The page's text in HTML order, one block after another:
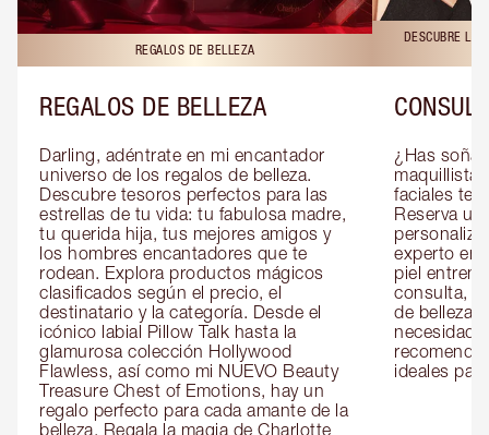
REGALOS DE BELLEZA
REGALOS DE BELLEZA
Darling, adéntrate en mi encantador
universo de los regalos de belleza.
Descubre tesoros perfectos para las
estrellas de tu vida: tu fabulosa madre,
tu querida hija, tus mejores amigos y
los hombres encantadores que te
rodean. Explora productos mágicos
clasificados según el precio, el
destinatario y la categoría. Desde el
icónico labial Pillow Talk hasta la
glamurosa colección Hollywood
Flawless, así como mi NUEVO Beauty
Treasure Chest of Emotions, hay un
regalo perfecto para cada amante de la
belleza. Regala la magia de Charlotte
DESCUBRE
¿Has
maquillista
faciales te
Reserva
experto en
piel
consulta,
de belleza
ideales